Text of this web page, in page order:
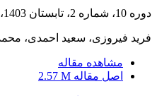
دوره 10، شماره 2، تابستان 1403، صفحه
فرید فیروزی، سعید احمدی،
مشاهده مقاله
اصل مقاله 2.57 M